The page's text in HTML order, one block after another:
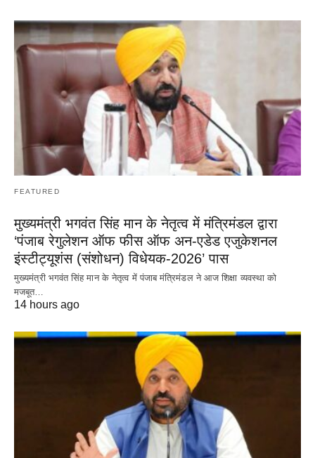
FEATURED
मुख्यमंत्री भगवंत सिंह मान के नेतृत्व में मंत्रिमंडल द्वारा
‘पंजाब रेगुलेशन ऑफ फीस ऑफ अन-एडेड एजुकेशनल
इंस्टीट्यूशंस (संशोधन) विधेयक-2026’ पास
मुख्यमंत्री भगवंत सिंह मान के नेतृत्व में पंजाब मंत्रिमंडल ने आज शिक्षा व्यवस्था को
मजबूत…
14 hours ago